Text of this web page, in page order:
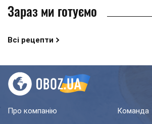
Зараз ми готуємо
Всі рецепти
Про компанію Команда